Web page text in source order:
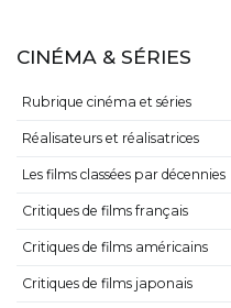
CINÉMA & SÉRIES
Rubrique cinéma et séries
Réalisateurs et réalisatrices
Les films classées par décennies
Critiques de films français
Critiques de films américains
Critiques de films japonais